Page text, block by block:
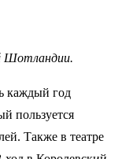
Шотландии.
каждый год
пользуется
Также в театре